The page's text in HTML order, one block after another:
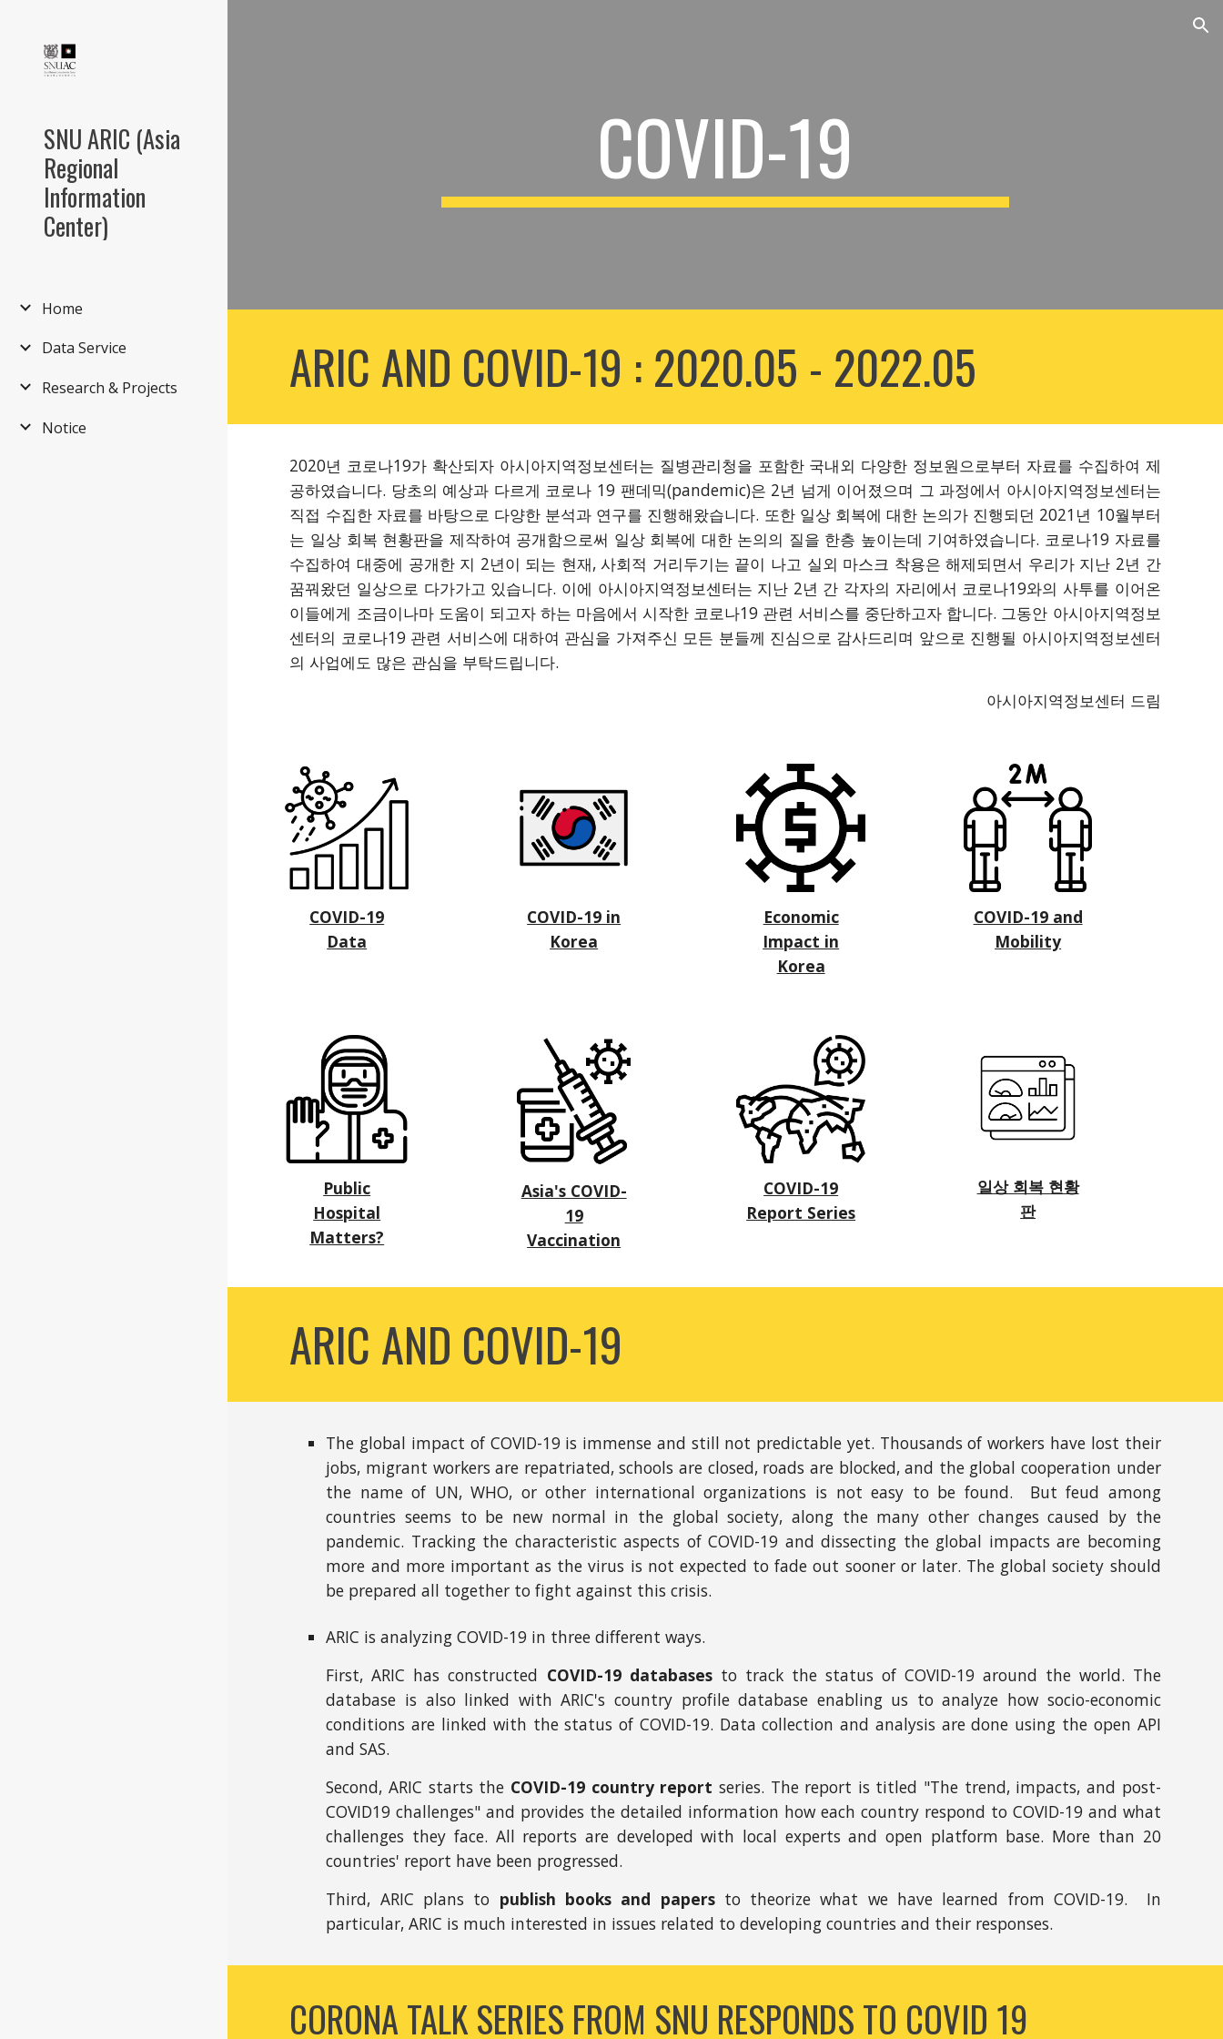
SNU ARIC (Asia
Regional
Information
Center)
Home
Data Service
Research & Projects
Notice
COVID-19
ARIC AND COVID-19 : 2020.05 - 2022.05
2020년 코로나19가 확산되자 아시아지역정보센터는 질병관리청을 포함한 국내외 다양한 정보원으로부터 자료를 수집하여 제
공하였습니다. 당초의 예상과 다르게 코로나 19 팬데믹(pandemic)은 2년 넘게 이어졌으며 그 과정에서 아시아지역정보센터는
직접 수집한 자료를 바탕으로 다양한 분석과 연구를 진행해왔습니다. 또한 일상 회복에 대한 논의가 진행되던 2021년 10월부터
는 일상 회복 현황판을 제작하여 공개함으로써 일상 회복에 대한 논의의 질을 한층 높이는데 기여하였습니다. 코로나19 자료를
수집하여 대중에 공개한 지 2년이 되는 현재, 사회적 거리두기는 끝이 나고 실외 마스크 착용은 해제되면서 우리가 지난 2년 간
꿈꿔왔던 일상으로 다가가고 있습니다. 이에 아시아지역정보센터는 지난 2년 간 각자의 자리에서 코로나19와의 사투를 이어온
이들에게 조금이나마 도움이 되고자 하는 마음에서 시작한 코로나19 관련 서비스를 중단하고자 합니다. 그동안 아시아지역정보
센터의 코로나19 관련 서비스에 대하여 관심을 가져주신 모든 분들께 진심으로 감사드리며 앞으로 진행될 아시아지역정보센터
의 사업에도 많은 관심을 부탁드립니다.
아시아지역정보센터 드림
COVID-19
Data
COVID-19 in
Korea
Economic
Impact in
Korea
COVID-19 and
Mobility
Public
Hospital
Matters?
Asia's COVID-
19
Vaccination
COVID-19
Report Series
일상 회복 현황
판
ARIC AND COVID-19
The global impact of COVID-19 is immense and still not predictable yet. Thousands of workers have lost their
jobs, migrant workers are repatriated, schools are closed, roads are blocked, and the global cooperation under
the name of UN, WHO, or other international organizations is not easy to be found. But feud among
countries seems to be new normal in the global society, along the many other changes caused by the
pandemic. Tracking the characteristic aspects of COVID-19 and dissecting the global impacts are becoming
more and more important as the virus is not expected to fade out sooner or later. The global society should
be prepared all together to fight against this crisis.
ARIC is analyzing COVID-19 in three different ways.
First, ARIC has constructed COVID-19 databasesto track the status of COVID-19 around the world. The
database is also linked with ARIC's country profile database enabling us to analyze how socio-economic
conditions are linked with the status of COVID-19. Data collection and analysis are done using the open API
and SAS.
Second, ARIC starts the COVID-19 country report series. The report is titled "The trend, impacts, and post-
COVID19 challenges" and provides the detailed information how each country respond to COVID-19 and what
challenges they face. All reports are developed with local experts and open platform base. More than 20
countries' report have been progressed.
Third, ARIC plans to publish books and papersto theorize what we have learned from COVID-19. In
particular, ARIC is much interested in issues related to developing countries and their responses.
CORONA TALK SERIES FROM SNU RESPONDS TO COVID 19